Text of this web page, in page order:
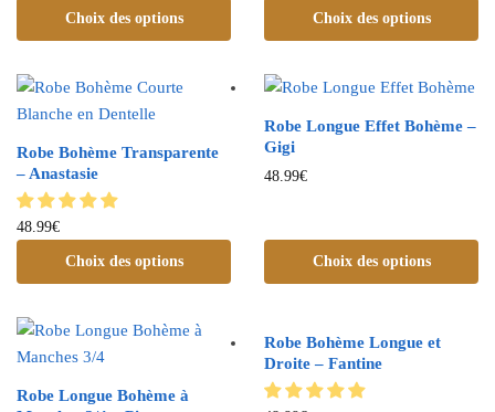
Choix des options Choix des options
Robe Bohème Transparente
– Anastasie
48.99€
Choix des options
Robe Longue Effet Bohème –
Gigi
48.99€
Choix des options
Robe Longue Bohème à
Robe Bohème Longue et
Droite – Fantine